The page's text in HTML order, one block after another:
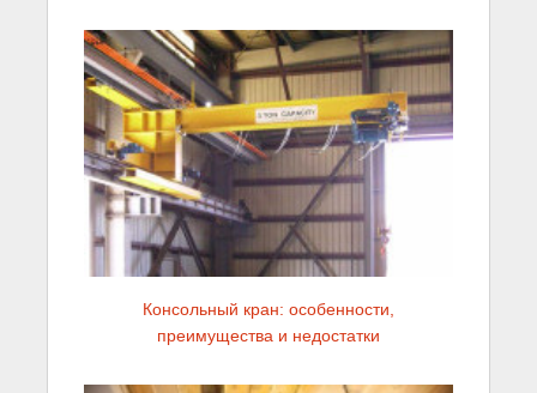
Консольный кран: особенности,
преимущества и недостатки